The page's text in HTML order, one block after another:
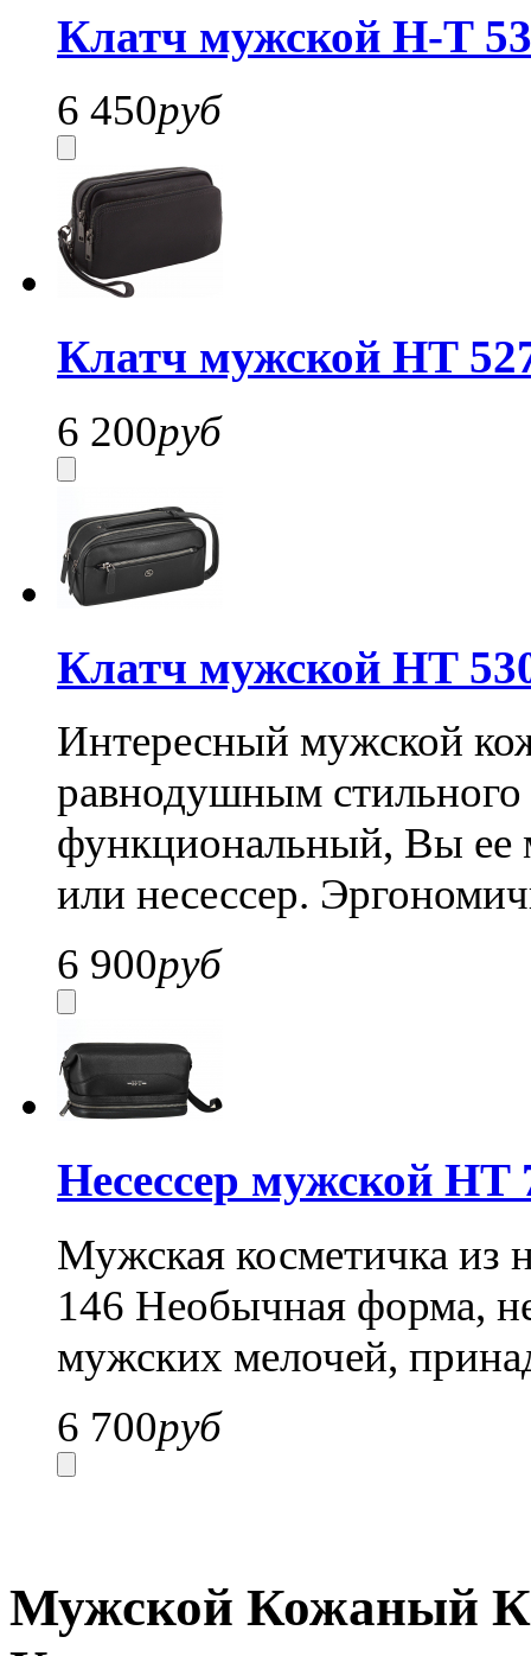
Клатч мужской H-T
6 450руб
Клатч мужской HT
6 200руб
Клатч мужской HT
Интересный мужской
равнодушным
функциональный, Вы ее
или несессер.
6 900руб
Несессер мужской HT
Мужская косметичка из
146 Необычная форма,
мужских мелочей,
6 700руб
Мужской Кожаный